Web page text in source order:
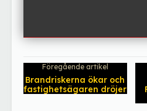
Föregående artikel
Brandriskerna ökar och
fastighetsägaren dröjer